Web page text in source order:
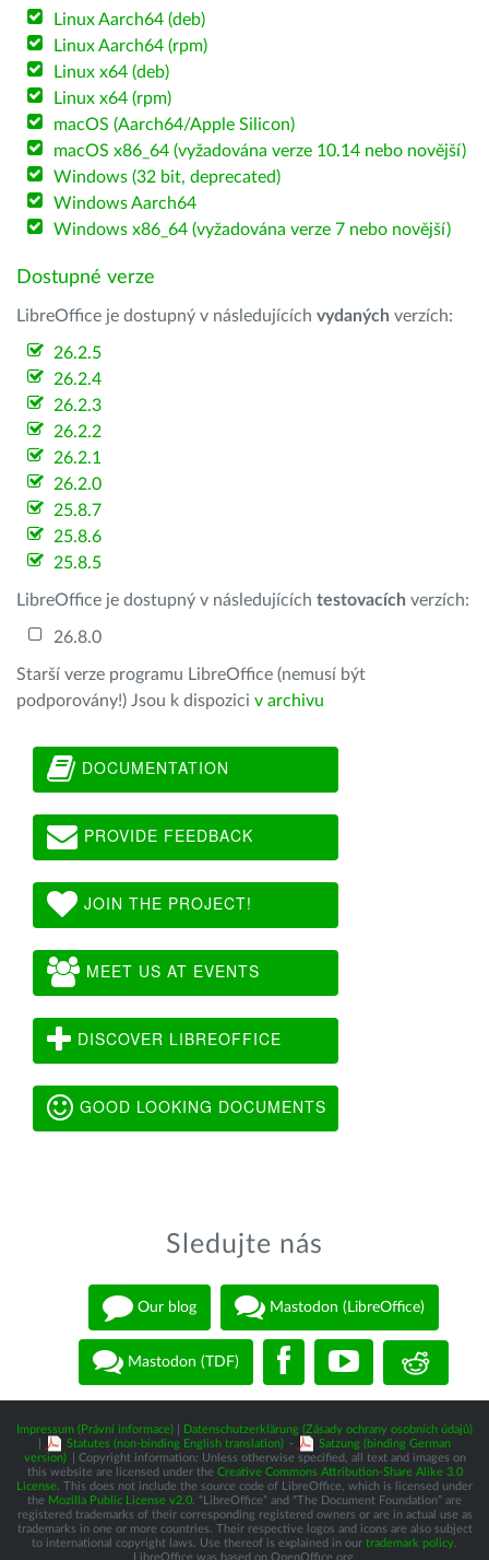
Linux Aarch64 (deb)
Linux Aarch64 (rpm)
Linux x64 (deb)
Linux x64 (rpm)
macOS (Aarch64/Apple Silicon)
macOS x86_64 (vyžadována verze 10.14 nebo novější)
Windows (32 bit, deprecated)
Windows Aarch64
Windows x86_64 (vyžadována verze 7 nebo novější)
Dostupné verze
LibreOffice je dostupný v následujících vydaných verzích:
26.2.5
26.2.4
26.2.3
26.2.2
26.2.1
26.2.0
25.8.7
25.8.6
25.8.5
LibreOffice je dostupný v následujících testovacích verzích:
26.8.0
Starší verze programu LibreOffice (nemusí být
podporovány!) Jsou k dispozici v archivu
DOCUMENTATION
PROVIDE FEEDBACK
JOIN THE PROJECT!
MEET US AT EVENTS
DISCOVER LIBREOFFICE
GOOD LOOKING DOCUMENTS
Sledujte nás
Our blog Mastodon (LibreOffice)
Mastodon (TDF)
Impressum (Právní informace)
Datenschutzerklärung (Zásady ochrany osobních údajů)
Statutes (non-binding English translation) -
Satzung (binding German
version)
| Copyright information: Unless otherwise specified, all text and images on
this website are licensed under the Creative Commons Attribution-Share Alike 3.0
License . This does not include the source code of LibreOffice, which is licensed under
the Mozilla Public License v2.0 . “LibreOffice” and “The Document Foundation” are
registered trademarks of their corresponding registered owners or are in actual use as
trademarks in one or more countries. Their respective logos and icons are also subject
to international copyright laws. Use thereof is explained in our trademark policy
LibreOffice was based on OpenOffice.org.